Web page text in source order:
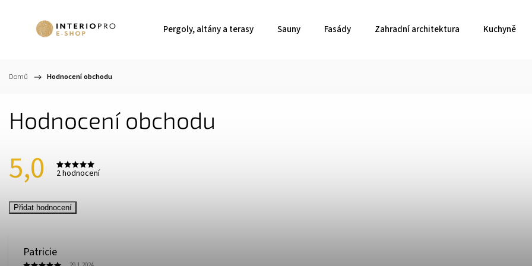
Pergoly, altány a terasy Sauny Fasády Zahradní architektura Kuchyně
Domů / Hodnocení obchodu
Hodnocení obchodu
5,0 2 hodnocení
Přidat hodnocení
Patricie